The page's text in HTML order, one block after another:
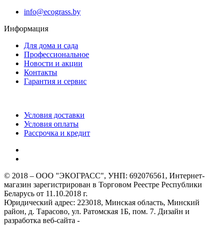
info@ecograss.by
Информация
Для дома и сада
Профессиональное
Новости и акции
Контакты
Гарантия и сервис
Условия доставки
Условия оплаты
Рассрочка и кредит
© 2018 – ООО "ЭКОГРАСС", УНП: 692076561, Интернет-
магазин зарегистрирован в Торговом Реестре Республики
Беларусь от 11.10.2018 г.
Юридический адрес: 223018, Минская область, Минский
район, д. Тарасово, ул. Ратомская 1Б, пом. 7. Дизайн и
разработка веб-сайта -